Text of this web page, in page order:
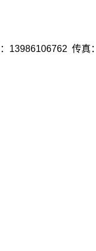
13986106762 传真：